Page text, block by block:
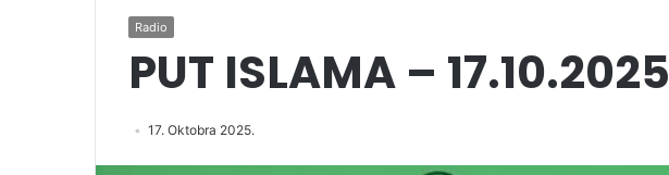
Radio
PUT ISLAMA – 17.10.2025
17. Oktobra 2025.